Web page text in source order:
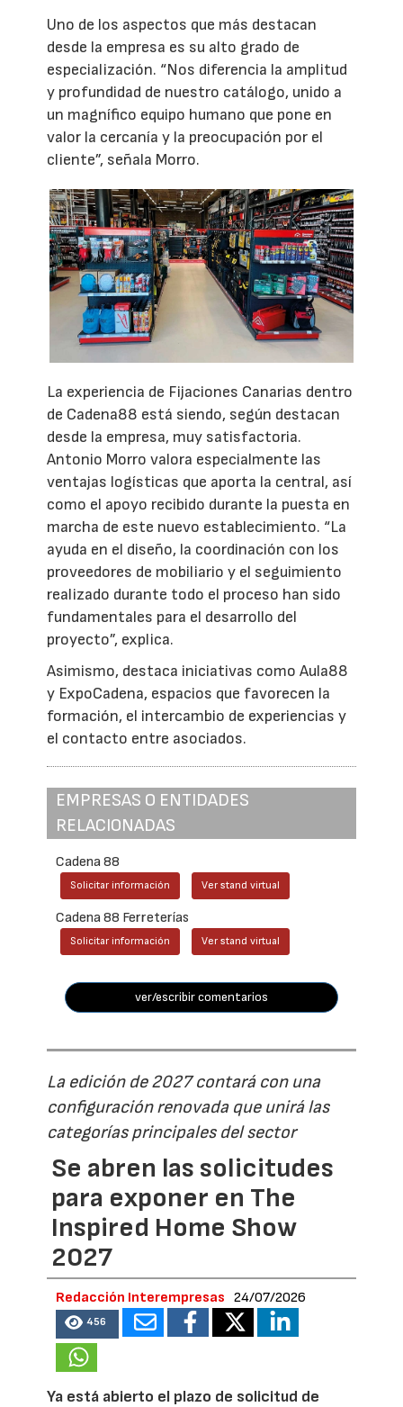
Uno de los aspectos que más destacan
desde la empresa es su alto grado de
especialización. “Nos diferencia la amplitud
y profundidad de nuestro catálogo, unido a
un magnífico equipo humano que pone en
valor la cercanía y la preocupación por el
cliente”, señala Morro.
La experiencia de Fijaciones Canarias dentro
de Cadena88 está siendo, según destacan
desde la empresa, muy satisfactoria.
Antonio Morro valora especialmente las
ventajas logísticas que aporta la central, así
como el apoyo recibido durante la puesta en
marcha de este nuevo establecimiento. “La
ayuda en el diseño, la coordinación con los
proveedores de mobiliario y el seguimiento
realizado durante todo el proceso han sido
fundamentales para el desarrollo del
proyecto”, explica.
Asimismo, destaca iniciativas como Aula88
y ExpoCadena, espacios que favorecen la
formación, el intercambio de experiencias y
el contacto entre asociados.
EMPRESAS O ENTIDADES
RELACIONADAS
Cadena 88
Solicitar información Ver stand virtual
Cadena 88 Ferreterías
Solicitar información Ver stand virtual
ver/escribir comentarios
La edición de 2027 contará con una
configuración renovada que unirá las
categorías principales del sector
Se abren las solicitudes
para exponer en The
Inspired Home Show
2027
Redacción Interempresas 24/07/2026
456
Ya está abierto el plazo de solicitud de